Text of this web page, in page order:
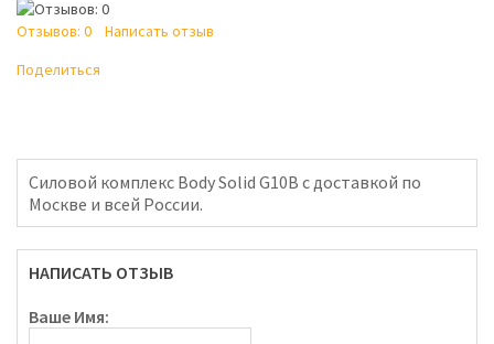
Отзывов: 0
Написать отзыв
Поделиться
Силовой комплекс Body Solid G10B с доставкой по
Москве и всей России.
НАПИСАТЬ ОТЗЫВ
Ваше Имя: